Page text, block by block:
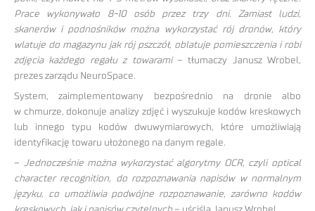
Prace wykonywało 8-10 osób przez trzy dni. Zamiast ludzi,
skanerów i podnośników można wykorzystać rój dronów, który
wlatuje do magazynu jak rój pszczół, oblatuje pomieszczenia i robi
zdjęcia każdego regału z towarami– tłumaczy Janusz Wrobel,
prezes zarządu NeuroSpace.
System, zaimplementowany bezpośrednio na dronie albo
w chmurze, dokonuje analizy zdjęć i wyszukuje kodów kreskowych
lub innego typu kodów dwuwymiarowych, które umożliwiają
identyfikację towaru ułożonego na danym regale.
–
Jednocześnie można wykorzystać algorytmy OCR, czyli optical
character recognition, do rozpoznawania napisów w normalnym
języku, co umożliwia podwójne rozpoznawanie, zarówno kodów